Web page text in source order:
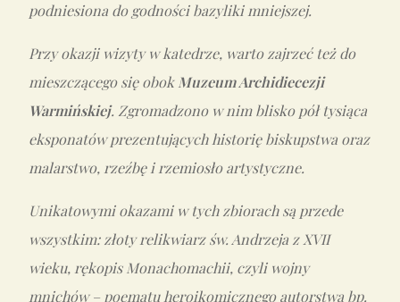
podniesiona do godności bazyliki mniejszej.
Przy okazji wizyty w katedrze, warto zajrzeć też do
mieszczącego się obok Muzeum Archidiecezji
Warmińskiej. Zgromadzono w nim blisko pół tysiąca
eksponatów prezentujących historię biskupstwa oraz
malarstwo, rzeźbę i rzemiosło artystyczne.
Unikatowymi okazami w tych zbiorach są przede
wszystkim: złoty relikwiarz św. Andrzeja z XVII
wieku, rękopis Monachomachii, czyli wojny
mnichów – poematu heroikomicznego autorstwa bp.